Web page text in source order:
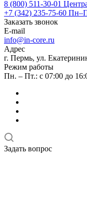
8 (800) 511-30-01
+7 (342) 235-75-60
Заказать звонок
E-mail
info@in-core.ru
Адрес
г. Пермь, ул.
Режим работы
Пн. – Пт.: с 07:00 до
Задать вопрос